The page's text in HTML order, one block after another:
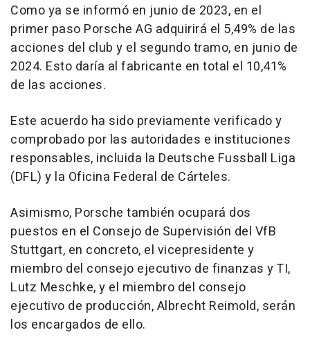
Como ya se informó en junio de 2023, en el
primer paso Porsche AG adquirirá el 5,49% de las
acciones del club y el segundo tramo, en junio de
2024. Esto daría al fabricante en total el 10,41%
de las acciones.
Este acuerdo ha sido previamente verificado y
comprobado por las autoridades e instituciones
responsables, incluida la Deutsche Fussball Liga
(DFL) y la Oficina Federal de Cárteles.
Asimismo, Porsche también ocupará dos
puestos en el Consejo de Supervisión del VfB
Stuttgart, en concreto, el vicepresidente y
miembro del consejo ejecutivo de finanzas y TI,
Lutz Meschke, y el miembro del consejo
ejecutivo de producción, Albrecht Reimold, serán
los encargados de ello.